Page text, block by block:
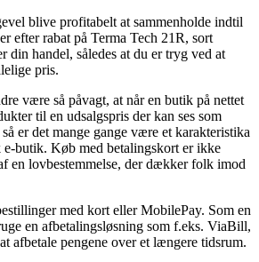
blive profitabelt at sammenholde indtil
efter rabat på Terma Tech 21R, sort
din handel, således at du er tryg ved at
pris.
være så påvagt, at når en butik på nettet
til en udsalgspris der kan ses som
er det mange gange være et karakteristika
e-butik. Køb med betalingskort er ikke
en lovbestemmelse, der dækker folk imod
med kort eller MobilePay. Som en
en afbetalingsløsning som f.eks. ViaBill,
afbetale pengene over et længere tidsrum.